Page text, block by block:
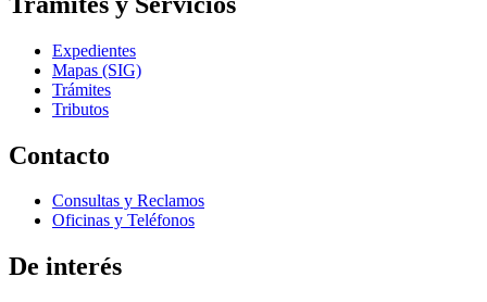
Expedientes
Mapas (SIG)
Trámites
Tributos
Contacto
Consultas y Reclamos
Oficinas y Teléfonos
De interés